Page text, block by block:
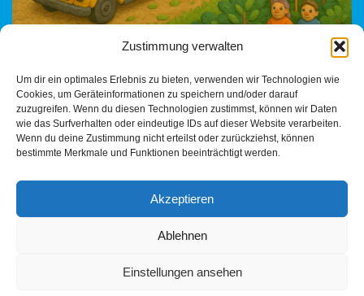
Zustimmung verwalten
Um dir ein optimales Erlebnis zu bieten, verwenden wir Technologien wie
Cookies, um Geräteinformationen zu speichern und/oder darauf
zuzugreifen. Wenn du diesen Technologien zustimmst, können wir Daten
wie das Surfverhalten oder eindeutige IDs auf dieser Website verarbeiten.
Wenn du deine Zustimmung nicht erteilst oder zurückziehst, können
bestimmte Merkmale und Funktionen beeinträchtigt werden.
Akzeptieren
Ablehnen
Einstellungen ansehen
Inszenierung wird Am vergangenen Wochenende fand in
Heilbronn der diesjährige Christopher Street Day statt — bunt,
laut…Weiterlesen »